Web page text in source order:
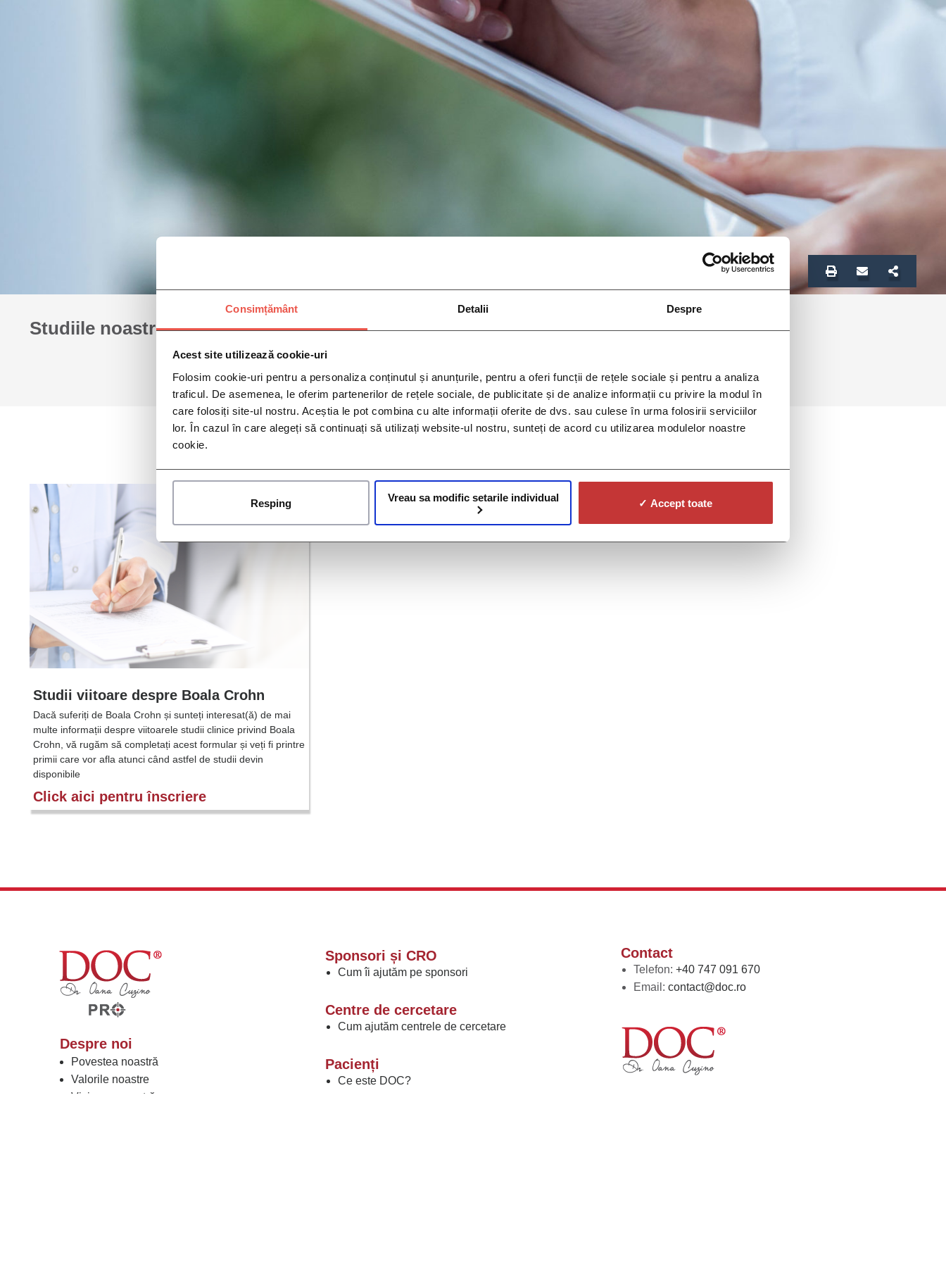
Consimțământ Detalii Despre
Acest site utilizează cookie-uri
Folosim cookie-uri pentru a personaliza conținutul și anunțurile, pentru a oferi funcții de rețele sociale și pentru a analiza
traficul. De asemenea, le oferim partenerilor de rețele sociale, de publicitate și de analize informații cu privire la modul în
care folosiți site-ul nostru. Aceștia le pot combina cu alte informații oferite de dvs. sau culese în urma folosirii serviciilor
lor. În cazul în care alegeți să continuați să utilizați website-ul nostru, sunteți de acord cu utilizarea modulelor noastre
cookie.
Resping Vreau sa modific setarile individual ✓ Accept toate
Studiile noastre
Studii viitoare despre Boala Crohn
Dacă suferiți de Boala Crohn și sunteți interesat(ă) de mai
multe informații despre viitoarele studii clinice privind Boala
Crohn, vă rugăm să completați acest formular și veți fi printre
primii care vor afla atunci când astfel de studii devin
disponibile
Click aici pentru înscriere
Despre noi
Povestea noastră
Valorile noastre
Viziunea noastră
Sponsori și CRO
Cum îi ajutăm pe sponsori
Centre de cercetare
Cum ajutăm centrele de cercetare
Pacienți
Ce este DOC?
Contact
Telefon: +40 747 091 670
Email: contact@doc.ro